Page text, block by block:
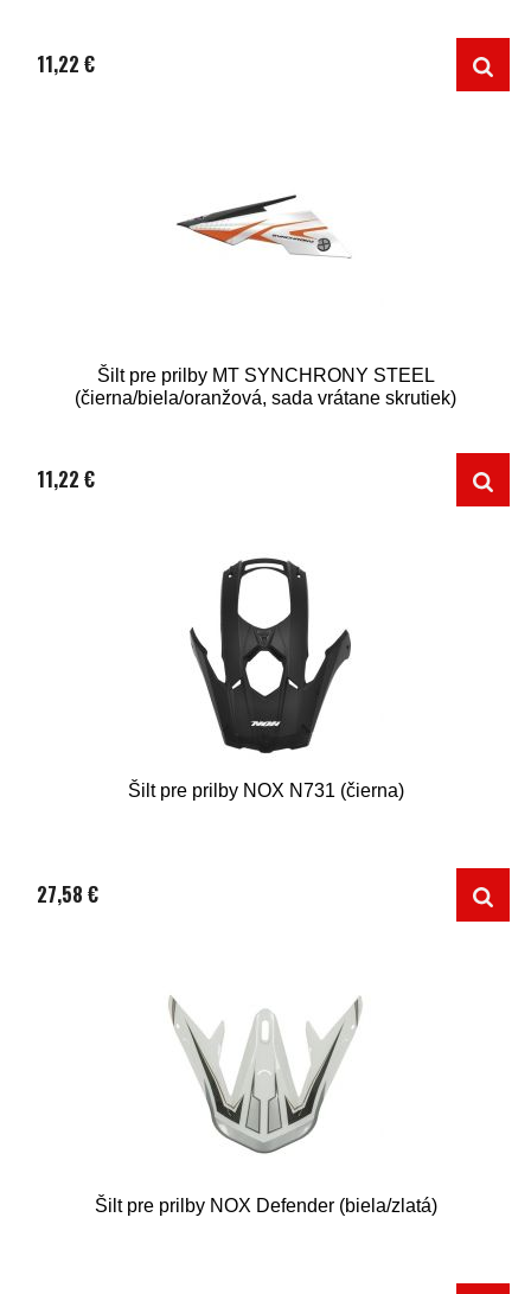
11,22 €
Šilt pre prilby MT SYNCHRONY STEEL
(čierna/biela/oranžová, sada vrátane skrutiek)
11,22 €
Šilt pre prilby NOX N731 (čierna)
27,58 €
Šilt pre prilby NOX Defender (biela/zlatá)